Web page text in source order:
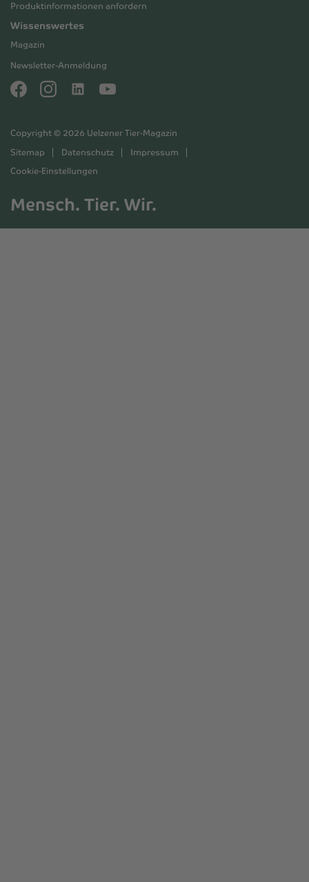
Produktinformationen anfordern
Wissenswertes
Magazin
Newsletter-Anmeldung
Copyright © 2026 Uelzener Tier-Magazin
Sitemap
Datenschutz
Impressum
Cookie-Einstellungen
Mensch. Tier. Wir.